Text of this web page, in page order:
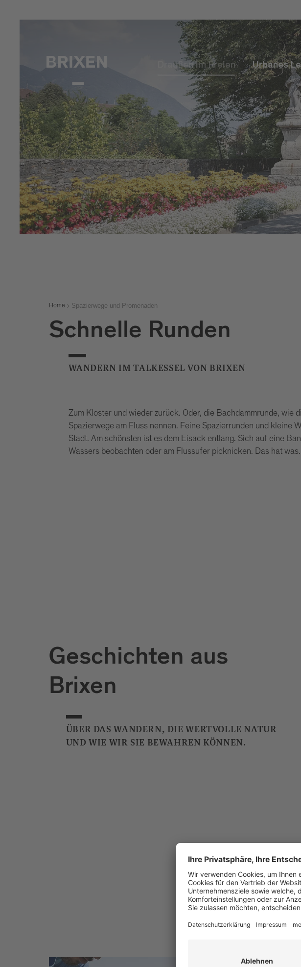
Draußen im Freien Urbanes
Home Spazierwege und Promenaden
Schnelle Runden
WANDERN IM TALKESSEL VON BRIXEN
Zum Kloster und wieder zurück. Oder, die Bachdammrunde, wie
Spazierwege am Fluss nennen. Feine Spazierrunden und kleine
Stadt. Am schönsten ist es dem Eisack entlang. Sich auf eine
Wassers beobachten oder am Flussufer picknicken. Das hat was.
Geschichten aus
Brixen
ÜBER DAS WANDERN, DIE WERTVOLLE NATUR
UND WIE WIR SIE BEWAHREN KÖNNEN.